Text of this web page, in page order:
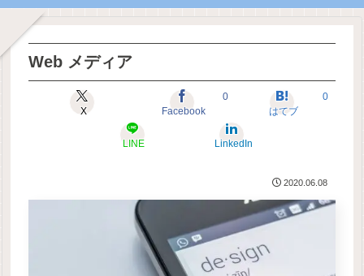
Web メディア
X Facebook
0
はてブ
0
LINE LinkedIn
2020.06.08